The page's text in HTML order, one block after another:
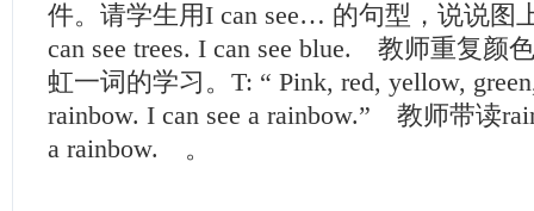
件。请学生用I can see… 的句型，说说图
can see trees. I can see blue. 教师重复颜
虹一词的学习。T: “ Pink, red, yellow,
rainbow. I can see a rainbow.” 教师带读
a rainbow. 。